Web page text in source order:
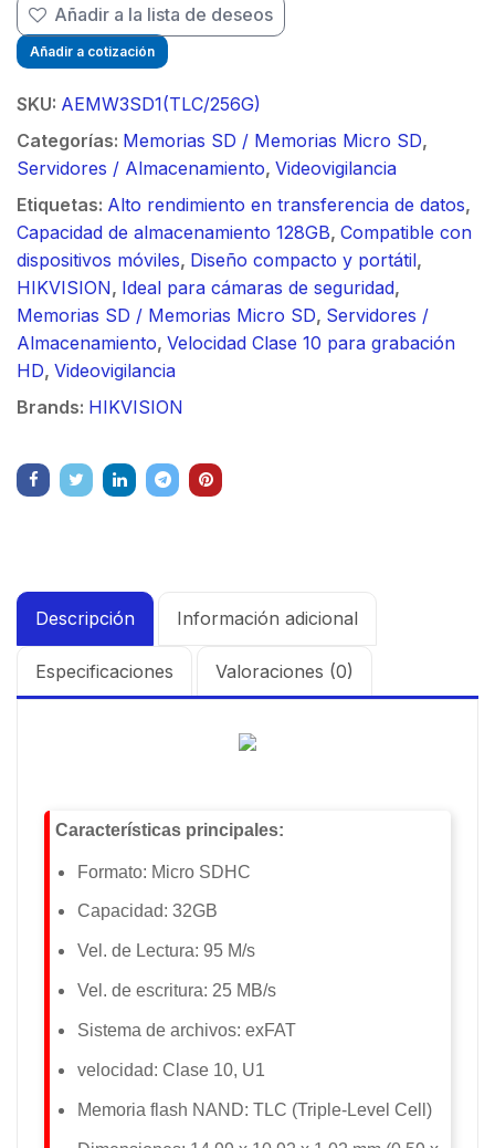
Añadir a la lista de deseos
Añadir a cotización
SKU: AEMW3SD1(TLC/256G)
Categorías: Memorias SD / Memorias Micro SD,
Servidores / Almacenamiento, Videovigilancia
Etiquetas: Alto rendimiento en transferencia de datos,
Capacidad de almacenamiento 128GB, Compatible con
dispositivos móviles, Diseño compacto y portátil,
HIKVISION, Ideal para cámaras de seguridad,
Memorias SD / Memorias Micro SD, Servidores /
Almacenamiento, Velocidad Clase 10 para grabación
HD, Videovigilancia
Brands: HIKVISION
Descripción Información adicional
Especificaciones Valoraciones (0)
Características principales:
Formato: Micro SDHC
Capacidad: 32GB
Vel. de Lectura: 95 M/s
Vel. de escritura: 25 MB/s
Sistema de archivos: exFAT
velocidad: Clase 10, U1
Memoria flash NAND: TLC (Triple-Level Cell)